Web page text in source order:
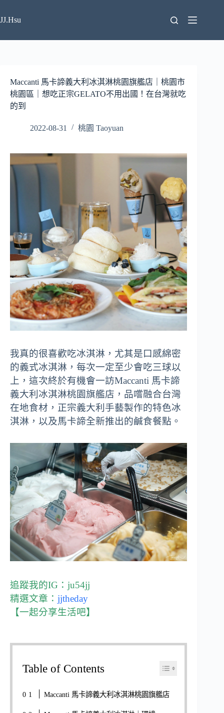
至
要
JJ.Hsu
Maccanti 馬卡諦義大利冰淇淋桃園旗艦店｜桃園市
桃園區｜想吃正宗GELATO不用出國！在台灣就吃
的到
2022-08-31 桃園 Taoyuan
我真的很喜歡吃冰淇淋，尤其是口感綿密
的義式冰淇淋，每次一定至少會吃三球以
上，這次終於有機會一訪Maccanti 馬卡諦
義大利冰淇淋桃園旗艦店，品嚐融合台灣
在地食材，正宗義大利手藝製作的特色冰
淇淋，以及馬卡諦全新推出的鹹食餐點。
追蹤我的IG： ju54jj
精選文章： jjtheday
【一起分享生活吧】
Table of Contents
Maccanti 馬卡諦義大利冰淇淋桃園旗艦店